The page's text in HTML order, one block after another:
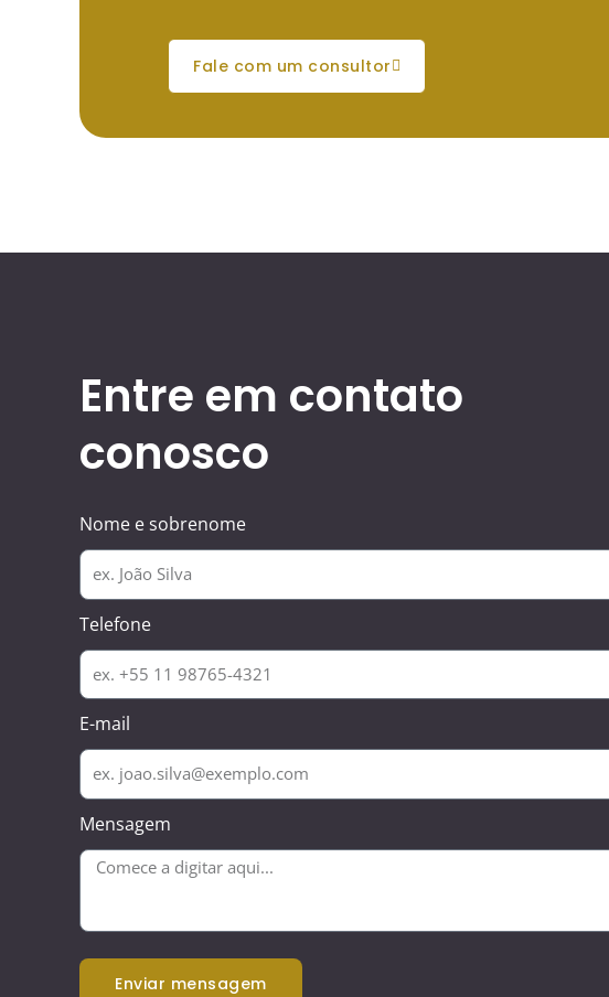
fale com um consultor
Entre em contato
conosco
Nome e sobrenome
Telefone
E-mail
Mensagem
enviar mensagem